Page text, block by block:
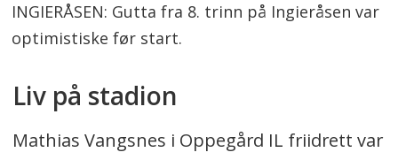
INGIERÅSEN: Gutta fra 8. trinn på Ingieråsen var
optimistiske før start.
Liv på stadion
Mathias Vangsnes i Oppegård IL friidrett var